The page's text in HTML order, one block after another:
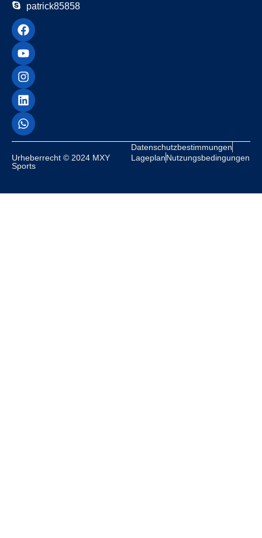
patrick85858
Urheberrecht © 2024 MXY
Sports
Datenschutzbestimmungen
LageplanNutzungsbedingungen